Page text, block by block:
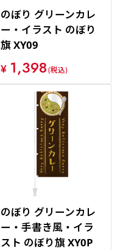
のぼり グリーンカレ
ー・イラスト のぼり
旗 XY09
¥ 1,398(税込)
のぼり グリーンカレ
ー・手書き風・イラ
スト のぼり旗 XY0P